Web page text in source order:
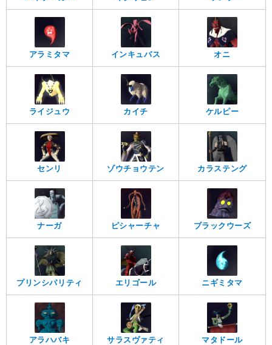
アラミタマ インキュバス オニ
ライジュウ カイチ ケルピー
センリ ゾウチョウテン カラステング
ナーガ ピシャーチャ ブラックウーズ
プリンシパリティ エリゴール ニギミタマ
アラハバキ サラスヴァティ マタドール